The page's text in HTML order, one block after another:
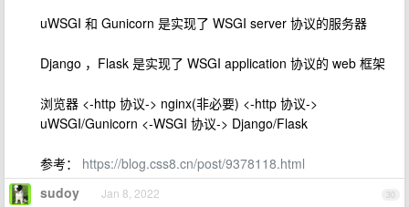
uWSGI 和 Gunicorn 是实现了 WSGI server 协议的服务器
Django ，Flask 是实现了 WSGI application 协议的 web 框架
浏览器 <-http 协议-> nginx(非必要) <-http 协议->
uWSGI/Gunicorn <-WSGI 协议-> Django/Flask
参考： https://blog.css8.cn/post/9378118.html
30
sudoy Jan 8, 2022